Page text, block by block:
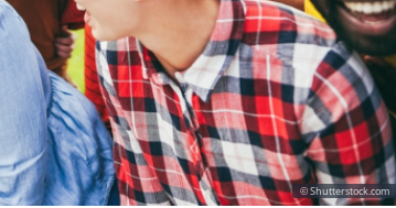
© Shutterstock.com